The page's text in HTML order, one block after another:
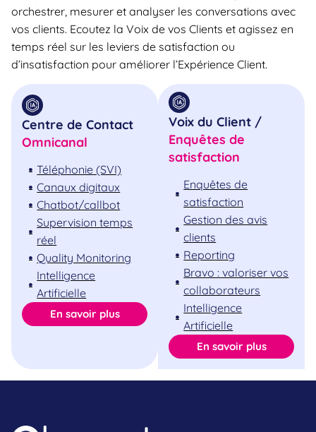
orchestrer, mesurer et analyser les conversations avec
vos clients. Ecoutez la Voix de vos Clients et agissez en
temps réel sur les leviers de satisfaction ou
d’insatisfaction pour améliorer l’Expérience Client.
Centre de Contact
Omnicanal
Téléphonie (SVI)
Canaux digitaux
Chatbot/callbot
Supervision temps
réel
Quality Monitoring
Intelligence
Artificielle
En savoir plus
Voix du Client /
Enquêtes de
satisfaction
Enquêtes de
satisfaction
Gestion des avis
clients
Reporting
Bravo : valoriser vos
collaborateurs
Intelligence
Artificielle
En savoir plus